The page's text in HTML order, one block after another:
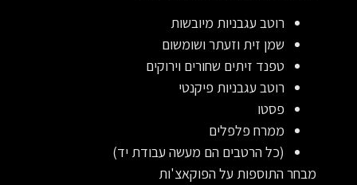
רוטב עגבניות מיובשות
שמן זית וזעתר ושומשום
טפנד זיתים שחורים וירוקים
רוטב עגבניות פיקנטי
פסטו
ממרח פלפלים
(כל הרטבים הם מעשה עבודת יד)
מבחר התוספות על הפוקאצ'ות